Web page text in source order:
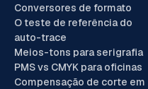
Conversores de formato
O teste de referência do
auto-trace
Meios-tons para serigrafia
PMS vs CMYK para oficinas
Compensação de corte em